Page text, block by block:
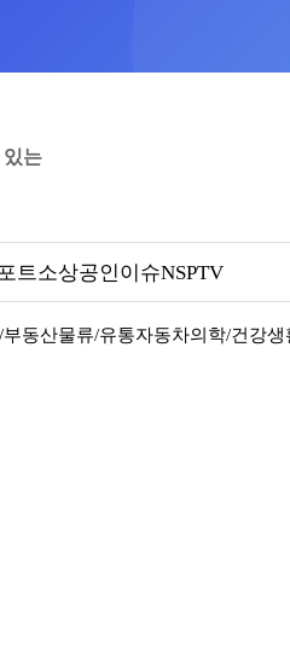
있는
트소상공인이슈NSPTV
부동산물류/유통자동차의학/건강생